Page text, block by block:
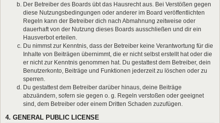
Der Betreiber des Boards übt das Hausrecht aus. Bei Verstößen gegen
diese Nutzungsbedingungen oder anderer im Board veröffentlichten
Regeln kann der Betreiber dich nach Abmahnung zeitweise oder
dauerhaft von der Nutzung dieses Boards ausschließen und dir ein
Hausverbot erteilen.
Du nimmst zur Kenntnis, dass der Betreiber keine Verantwortung für die
Inhalte von Beiträgen übernimmt, die er nicht selbst erstellt hat oder die
er nicht zur Kenntnis genommen hat. Du gestattest dem Betreiber, dein
Benutzerkonto, Beiträge und Funktionen jederzeit zu löschen oder zu
sperren.
Du gestattest dem Betreiber darüber hinaus, deine Beiträge
abzuändern, sofern sie gegen o. g. Regeln verstoßen oder geeignet
sind, dem Betreiber oder einem Dritten Schaden zuzufügen.
4. GENERAL PUBLIC LICENSE